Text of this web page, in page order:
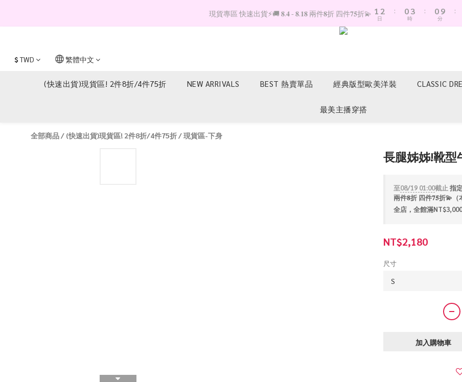
現貨專區 快速出貨⚡️🚚 𝟖.𝟒 - 𝟖.𝟏𝟖 兩件𝟖折 四件𝟕𝟓折💫 1
0
2
1
日
:
03
2
時
:
09
8
2
分
:
$TWD 繁體中文
(快速出貨)現貨區! 2件8折/4件75折 NEW ARRIVALS BEST 熱賣單品 經典版型歐美洋裝 CLASSIC
最美主播穿搭
全部商品/ (快速出貨)現貨區! 2件8折/4件75折/現貨區-下身
長腿姊姊!靴型
至08/19 01:00截止 指
兩件𝟖折 四件𝟕𝟓折💫（
全店，全館滿
NT$2,180
尺寸
加入購物車